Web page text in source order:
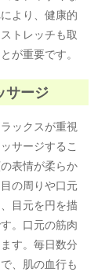
より、健康的
トレッチも取
が重要です。
サージ
ックスが重視
サージするこ
表情が柔らか
の周りや口元
目元を円を描
。口元の筋肉
す。毎日数分
、肌の血行も